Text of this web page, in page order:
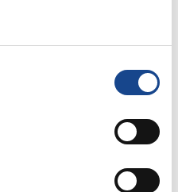
degli atti di
di Stato